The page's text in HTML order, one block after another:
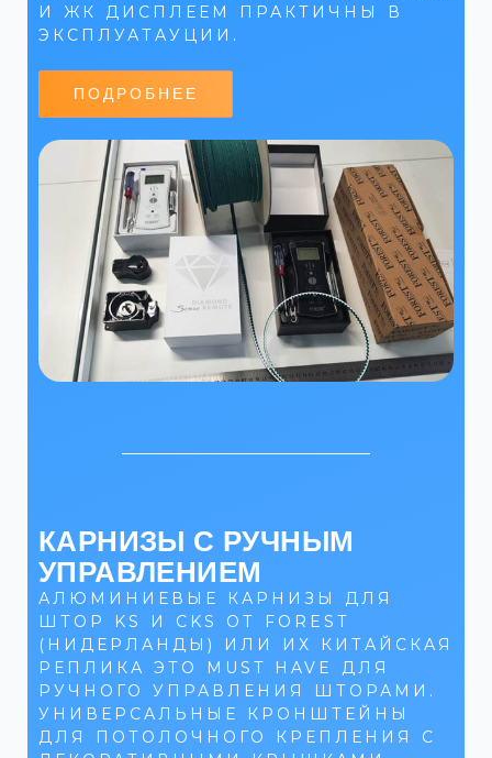
И ЖК ДИСПЛЕЕМ ПРАКТИЧНЫ В
ЭКСПЛУАТАУЦИИ.
ПОДРОБНЕЕ
КАРНИЗЫ С РУЧНЫМ
УПРАВЛЕНИЕМ
АЛЮМИНИЕВЫЕ КАРНИЗЫ ДЛЯ
ШТОР KS И СKS ОТ FOREST
(НИДЕРЛАНДЫ) ИЛИ ИХ КИТАЙСКАЯ
РЕПЛИКА ЭТО MUST HAVE ДЛЯ
РУЧНОГО УПРАВЛЕНИЯ ШТОРАМИ.
УНИВЕРСАЛЬНЫЕ КРОНШТЕЙНЫ
ДЛЯ ПОТОЛОЧНОГО КРЕПЛЕНИЯ C